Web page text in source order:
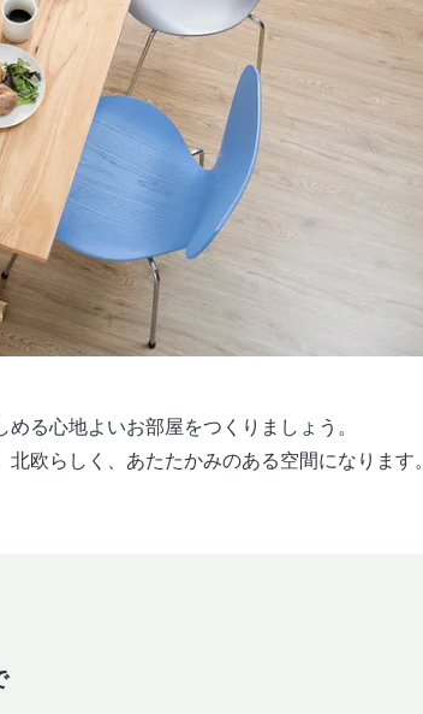
る心地よいお部屋をつくりましょう。
欧らしく、あたたかみのある空間になります。